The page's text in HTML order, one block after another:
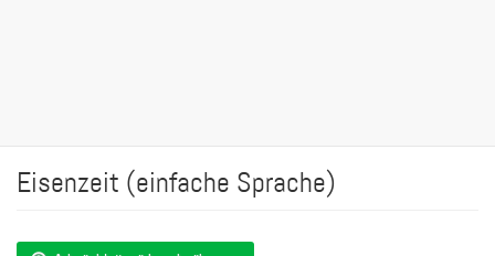
Eisenzeit (einfache Sprache)